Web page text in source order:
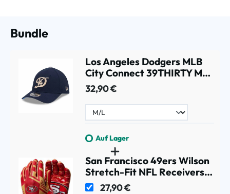
Bundle
Los Angeles Dodgers MLB
City Connect 39THIRTY M-
Crown Flex Cap Navy
32,90 €
Auf Lager
San Francisco 49ers Wilson
Stretch-Fit NFL Receivers
Handschuhe
27,90 €